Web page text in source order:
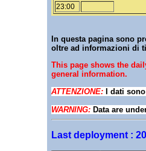
23:00
In questa pagina sono
oltre ad informazioni di
This page shows the
general information.
ATTENZIONE: I dati
WARNING: Data are
Last deployment :